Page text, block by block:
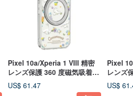
Pixel 10a/Xperia 1 VIII 精密
レンズ保護 360 度磁気吸着ス
タンドケース - フラワーシー
ズン シナモロール
US$ 61.47
Pixel
レンズ
ドケー
リン
US$